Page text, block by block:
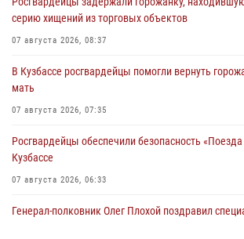
серию хищений из торговых объектов
07 августа 2026, 08:37
В Кузбассе росгвардейцы помогли вернуть
мать
07 августа 2026, 07:35
Росгвардейцы обеспечили безопасность
Кузбассе
07 августа 2026, 06:33
Генерал-полковник Олег Плохой поздравил